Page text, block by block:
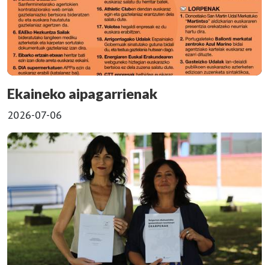
Ekaineko aipagarrienak
2026-07-06